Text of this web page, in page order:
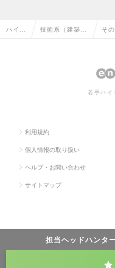
担当ヘッドハンタ
ハイク 技術系（建築・ そ
木
若手ハイ
利用規約
個人情報の取り扱い
ヘルプ・お問い合わせ
サイトマップ